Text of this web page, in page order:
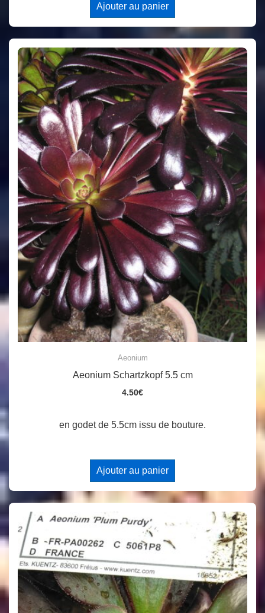
Ajouter au panier
Aeonium
Aeonium Schartzkopf 5.5 cm
4.50€
en godet de 5.5cm issu de bouture.
Ajouter au panier